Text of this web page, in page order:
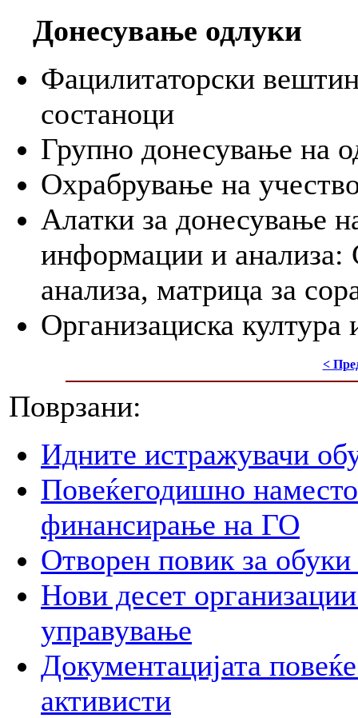
Донесување одлуки
Фацилитаторски
состаноци
Групно донесување на
Охрабрување на
Алатки за донесување
информации и
анализа, матрица за
Организациска
<
Поврзани:
Идните истражувачи
Повеќегодишно
финансирање на ГО
Отворен повик за
Нови десет
управување
Документацијата
активисти